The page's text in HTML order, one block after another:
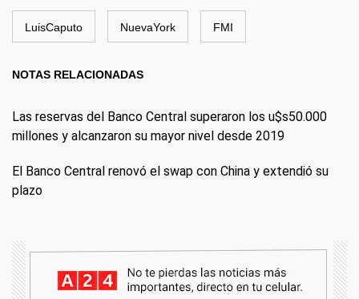
LuisCaputo NuevaYork FMI
NOTAS RELACIONADAS
Las reservas del Banco Central superaron los u$s50.000
millones y alcanzaron su mayor nivel desde 2019
El Banco Central renovó el swap con China y extendió su
plazo